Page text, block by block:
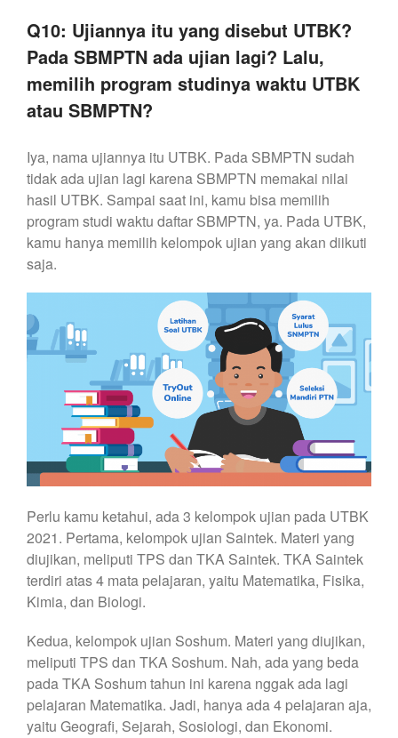
Q10: Ujiannya itu yang disebut UTBK?
Pada SBMPTN ada ujian lagi? Lalu,
memilih program studinya waktu UTBK
atau SBMPTN?
Iya, nama ujiannya itu UTBK. Pada SBMPTN sudah
tidak ada ujian lagi karena SBMPTN memakai nilai
hasil UTBK. Sampai saat ini, kamu bisa memilih
program studi waktu daftar SBMPTN, ya. Pada UTBK,
kamu hanya memilih kelompok ujian yang akan diikuti
saja.
Perlu kamu ketahui, ada 3 kelompok ujian pada UTBK
2021. Pertama, kelompok ujian Saintek. Materi yang
diujikan, meliputi TPS dan TKA Saintek. TKA Saintek
terdiri atas 4 mata pelajaran, yaitu Matematika, Fisika,
Kimia, dan Biologi.
Kedua, kelompok ujian Soshum. Materi yang diujikan,
meliputi TPS dan TKA Soshum. Nah, ada yang beda
pada TKA Soshum tahun ini karena nggak ada lagi
pelajaran Matematika. Jadi, hanya ada 4 pelajaran aja,
yaitu Geografi, Sejarah, Sosiologi, dan Ekonomi.